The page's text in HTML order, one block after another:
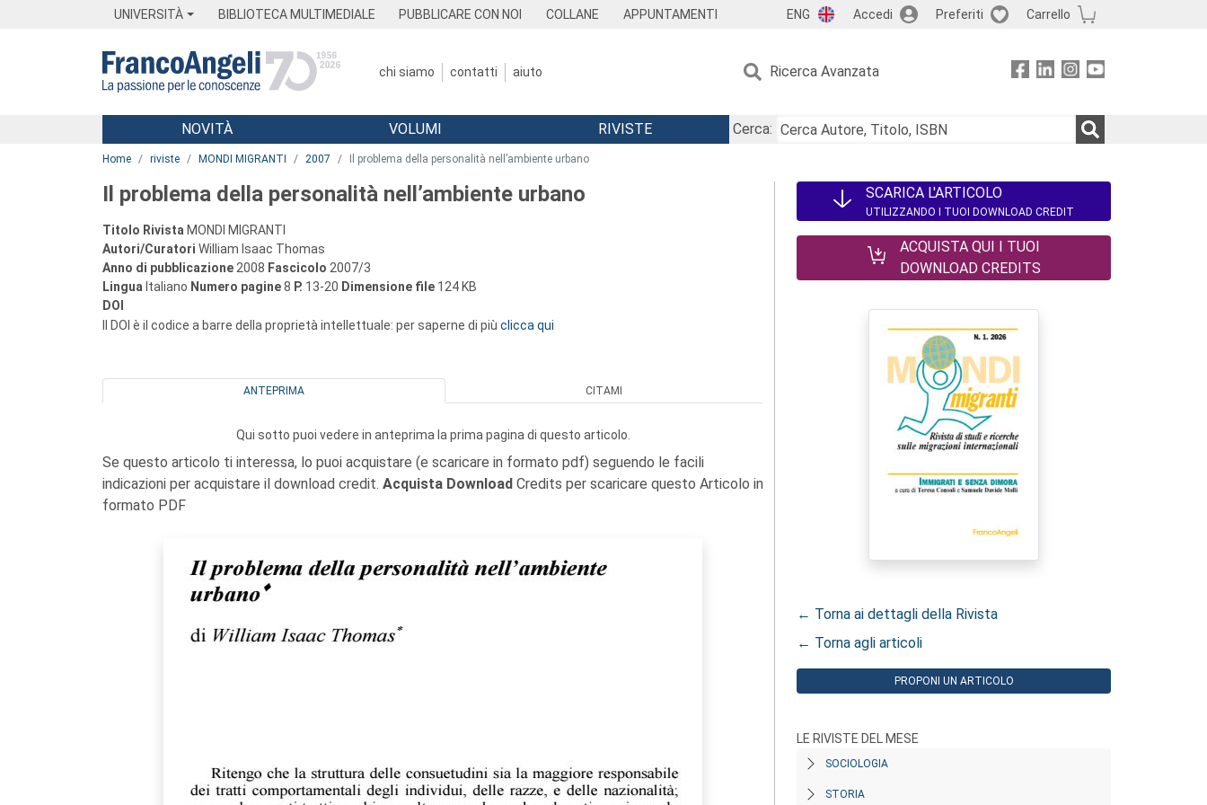
UNIVERSITÀ BIBLIOTECA MULTIMEDIALE PUBBLICARE CON NOI COLLANE APPUNTAMENTI ENG Accedi Preferiti Carrello
chi siamo contatti aiuto Ricerca Avanzata
Menu
NOVITÀ VOLUMI RIVISTE
Cerca:
Home riviste MONDI MIGRANTI 2007 Il problema della personalità nell’ambiente urbano
Il problema della personalità nell’ambiente urbano
Titolo Rivista MONDI MIGRANTI
Autori/Curatori William Isaac Thomas
Anno di pubblicazione 2008 Fascicolo 2007/3
Lingua Italiano Numero pagine8 P. 13-20 Dimensione file 124 KB
DOI
Il DOI è il codice a barre della proprietà intellettuale: per saperne di più clicca qui
ANTEPRIMA CITAMI
Qui sotto puoi vedere in anteprima la prima pagina di questo articolo.
Se questo articolo ti interessa, lo puoi acquistare (e scaricare in formato pdf) seguendo le facili
indicazioni per acquistare il download credit. Acquista Download Credits per scaricare questo Articolo in
formato PDF
SCARICA L'ARTICOLO
UTILIZZANDO I TUOI DOWNLOAD CREDIT
ACQUISTA QUI I TUOI
DOWNLOAD CREDITS
← Torna ai dettagli della Rivista
← Torna agli articoli
PROPONI UN ARTICOLO
LE RIVISTE DEL MESE
SOCIOLOGIA
STORIA